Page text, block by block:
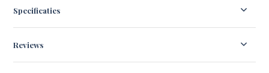
Specificaties
Reviews